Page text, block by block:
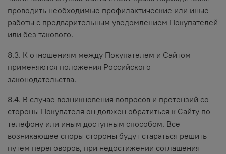
проводить необходимые профилактические или иные
работы с предварительным уведомлением Покупателей
или без такового.
8.3. К отношениям между Покупателем и Сайтом
применяются положения Российского
законодательства.
8.4. В случае возникновения вопросов и претензий со
стороны Покупателя он должен обратиться к Сайту по
телефону или иным доступным способом. Все
возникающее споры стороны будут стараться решить
путем переговоров, при недостижении соглашения